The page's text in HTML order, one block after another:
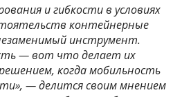
и гибкости в условиях
контейнерные
инструмент.
— вот что делает их
когда мобильность
— делится своим мнением